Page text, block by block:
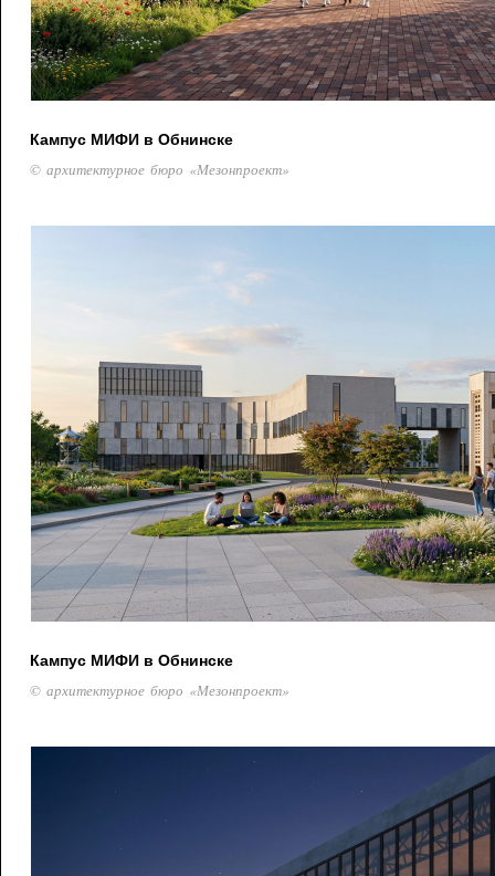
Кампус МИФИ в Обнинске
© архитектурное бюро «Мезонпроект»
Кампус МИФИ в Обнинске
© архитектурное бюро «Мезонпроект»